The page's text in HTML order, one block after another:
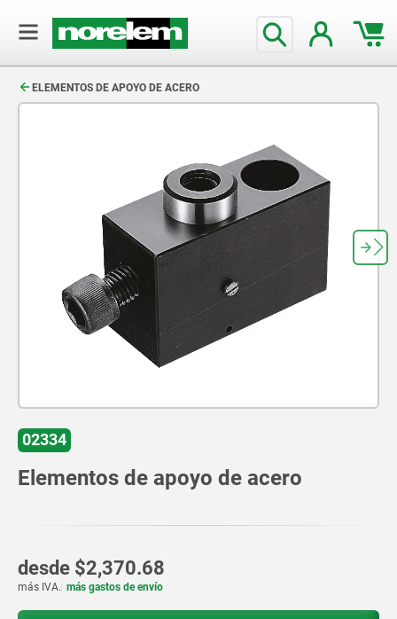
ELEMENTOS DE APOYO DE ACERO
02334
Elementos de apoyo de acero
desde $2,370.68
más IVA. más gastos de envío